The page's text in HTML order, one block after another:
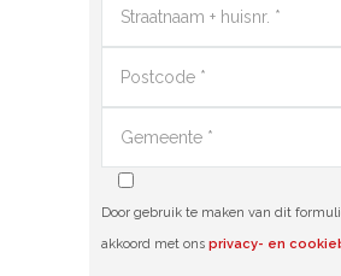
Door gebruik te maken van dit
akkoord met ons privacy- en